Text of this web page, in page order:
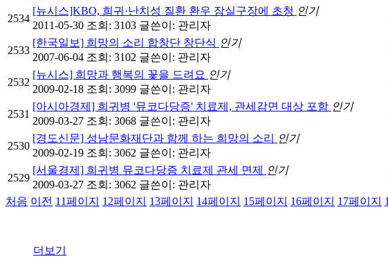
2534
[뉴시스]KBO, 희귀·난치성 질환 환우 잠실구장에 초청 인기
2011-05-30 조회: 3103 글쓴이: 관리자
2533
[한국일보] 희망의 소리 합창단 창단식 인기
2007-06-04 조회: 3102 글쓴이: 관리자
2532
[뉴시스] 희망과 행복의 꽃을 드려요 인기
2009-02-18 조회: 3099 글쓴이: 관리자
2531
[아시아경제] 희귀병 '뮤코다당증' 치료제, 관세감면 대상 포함 인기
2009-03-27 조회: 3068 글쓴이: 관리자
2530
[경도신문] 성남문화재단과 함께 하는 희망의 소리
인기
2009-02-19 조회: 3062 글쓴이: 관리자
2529
[서울경제] 희귀병 뮤코다당증 치료제 관세 면제
인기
2009-03-27 조회: 3062 글쓴이: 관리자
처음 이전 11페이지 12페이지 13페이지 14페이지 15페이지 16페이지 17페이지
더보기